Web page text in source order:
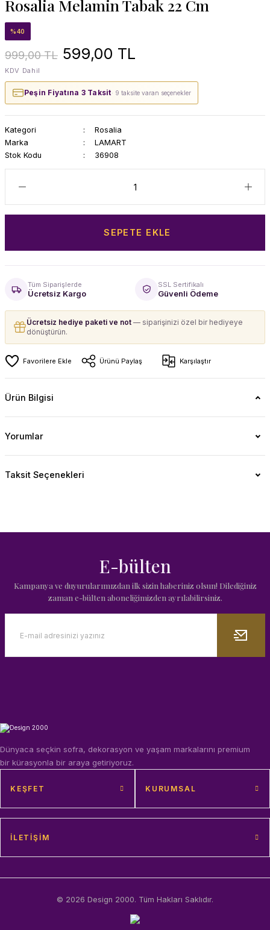
Rosalia Melamin Tabak 22 Cm
%40
999,00 TL 599,00 TL
KDV Dahil
Peşin Fiyatına 3 Taksit· 9 taksite varan seçenekler
Kategori
Rosalia
Marka
LAMART
Stok Kodu
36908
SEPETE EKLE
Tüm Siparişlerde
Ücretsiz Kargo
SSL Sertifikalı
Güvenli Ödeme
Ücretsiz hediye paketi ve not — siparişinizi özel bir hediyeye
dönüştürün.
Ürünü Paylaş Karşılaştır
Ürün Bilgisi
Yorumlar
Taksit Seçenekleri
E-bülten
Kampanya ve duyurularımızdan ilk sizin haberiniz olsun! Dilediğiniz
zaman e-bülten aboneliğimizden ayrılabilirsiniz.
Dünyaca seçkin sofra, dekorasyon ve yaşam markalarını premium
bir kürasyonla bir araya getiriyoruz.
KEŞFET KURUMSAL
İLETIŞIM
© 2026 Design 2000. Tüm Hakları Saklıdır.